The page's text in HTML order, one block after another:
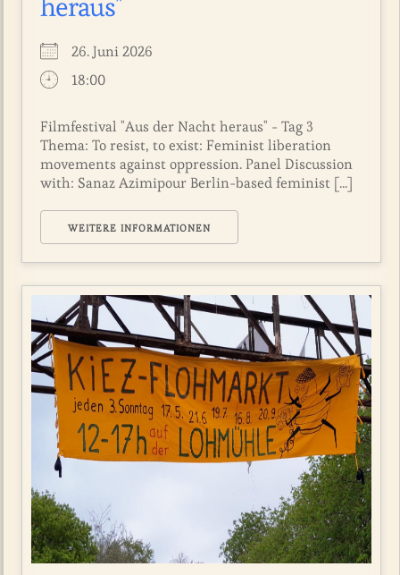
26. Juni 2026
18:00
Filmfestival "Aus der Nacht heraus" - Tag 3
Thema: To resist, to exist: Feminist liberation
movements against oppression. Panel Discussion
with: Sanaz Azimipour Berlin-based feminist [...]
WEITERE INFORMATIONEN